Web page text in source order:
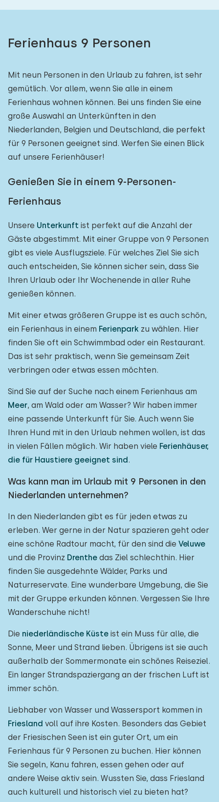
Ferienhaus 9 Personen
Mit neun Personen in den Urlaub zu fahren, ist sehr
gemütlich. Vor allem, wenn Sie alle in einem
Ferienhaus wohnen können. Bei uns finden Sie eine
große Auswahl an Unterkünften in den
Niederlanden, Belgien und Deutschland, die perfekt
für 9 Personen geeignet sind. Werfen Sie einen Blick
auf unsere Ferienhäuser!
Genießen Sie in einem 9-Personen-
Ferienhaus
Unsere Unterkunft ist perfekt auf die Anzahl der
Gäste abgestimmt. Mit einer Gruppe von 9 Personen
gibt es viele Ausflugsziele. Für welches Ziel Sie sich
auch entscheiden, Sie können sicher sein, dass Sie
Ihren Urlaub oder Ihr Wochenende in aller Ruhe
genießen können.
Mit einer etwas größeren Gruppe ist es auch schön,
ein Ferienhaus in einem Ferienpark zu wählen. Hier
finden Sie oft ein Schwimmbad oder ein Restaurant.
Das ist sehr praktisch, wenn Sie gemeinsam Zeit
verbringen oder etwas essen möchten.
Sind Sie auf der Suche nach einem Ferienhaus am
Meer, am Wald oder am Wasser? Wir haben immer
eine passende Unterkunft für Sie. Auch wenn Sie
Ihren Hund mit in den Urlaub nehmen wollen, ist das
in vielen Fällen möglich. Wir haben viele Ferienhäuser,
die für Haustiere geeignet sind.
Was kann man im Urlaub mit 9 Personen in den
Niederlanden unternehmen?
In den Niederlanden gibt es für jeden etwas zu
erleben. Wer gerne in der Natur spazieren geht oder
eine schöne Radtour macht, für den sind die Veluwe
und die Provinz Drenthe das Ziel schlechthin. Hier
finden Sie ausgedehnte Wälder, Parks und
Naturreservate. Eine wunderbare Umgebung, die Sie
mit der Gruppe erkunden können. Vergessen Sie Ihre
Wanderschuhe nicht!
Die niederländische Küste ist ein Muss für alle, die
Sonne, Meer und Strand lieben. Übrigens ist sie auch
außerhalb der Sommermonate ein schönes Reiseziel.
Ein langer Strandspaziergang an der frischen Luft ist
immer schön.
Liebhaber von Wasser und Wassersport kommen in
Friesland voll auf ihre Kosten. Besonders das Gebiet
der Friesischen Seen ist ein guter Ort, um ein
Ferienhaus für 9 Personen zu buchen. Hier können
Sie segeln, Kanu fahren, essen gehen oder auf
andere Weise aktiv sein. Wussten Sie, dass Friesland
auch kulturell und historisch viel zu bieten hat?